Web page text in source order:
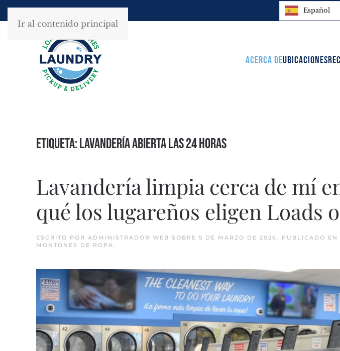
Ir al contenido principal
Español
ACERCA DEUBICACIONES
Etiqueta:Lavandería abierta las 24 horas
Lavandería limpia cerca de mí
qué los lugareños eligen Loads
ESCRITO POR ADMINISTRADOR WEB SOBRE 5 DE MARZO DE 2026. PUBLICADO EN
MONTONES DE ROPA.